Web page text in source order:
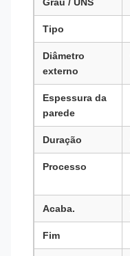
Tipo
Diâmetro
externo
Espessura da
parede
Duração
Processo
Acaba.
Fim